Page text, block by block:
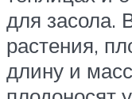
для засола.
растения,
длину и